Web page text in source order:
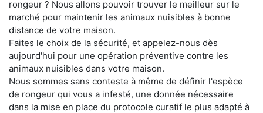
rongeur ? Nous allons pouvoir trouver le meilleur sur le
marché pour maintenir les animaux nuisibles à bonne
distance de votre maison.
Faites le choix de la sécurité, et appelez-nous dès
aujourd'hui pour une opération préventive contre les
animaux nuisibles dans votre maison.
Nous sommes sans conteste à même de définir l'espèce
de rongeur qui vous a infesté, une donnée nécessaire
dans la mise en place du protocole curatif le plus adapté à